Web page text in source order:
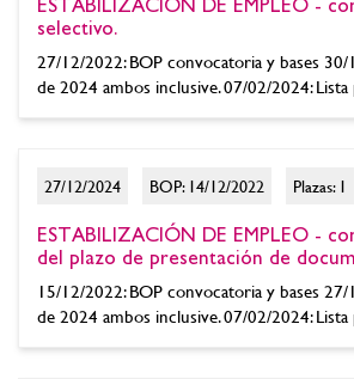
ESTABILIZACIÓN DE EMPLEO -
selectivo.
27/12/2022: BOP convocatoria y bases
de 2024 ambos inclusive. 07/02/2024:
27/12/2024 BOP: 14/12/2022 Plazas: 1
ESTABILIZACIÓN DE EMPLEO -
del plazo de presentación de
15/12/2022: BOP convocatoria y bases
de 2024 ambos inclusive. 07/02/2024: